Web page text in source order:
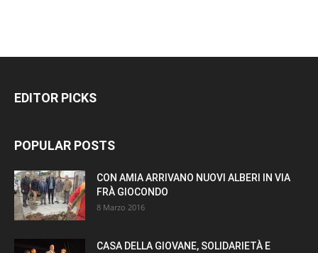
EDITOR PICKS
POPULAR POSTS
CON AMIA ARRIVANO NUOVI ALBERI IN VIA
FRÀ GIOCONDO
8 Marzo 2016
CASA DELLA GIOVANE, SOLIDARIETÀ E